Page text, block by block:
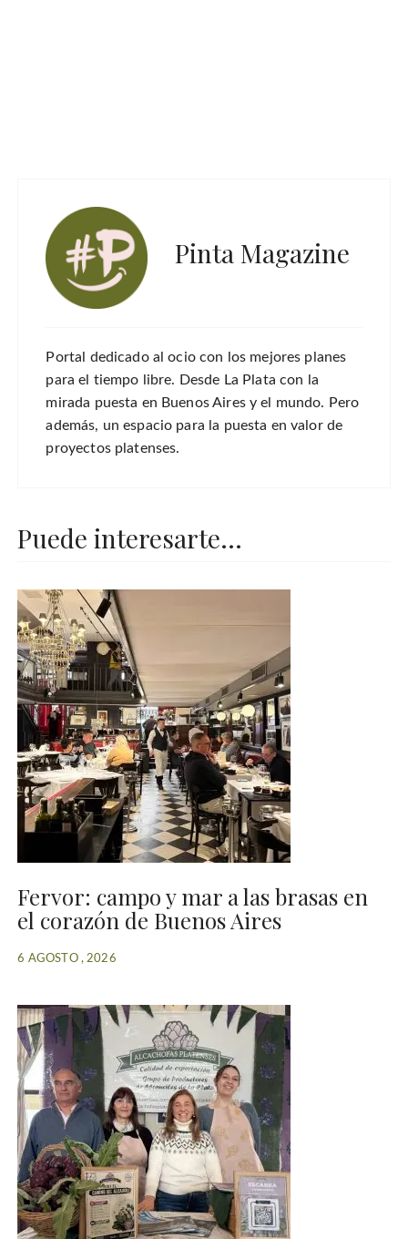
Pinta Magazine
Portal dedicado al ocio con los mejores planes
para el tiempo libre. Desde La Plata con la
mirada puesta en Buenos Aires y el mundo. Pero
además, un espacio para la puesta en valor de
proyectos platenses.
Puede interesarte...
Fervor: campo y mar a las brasas en
el corazón de Buenos Aires
6 AGOSTO , 2026